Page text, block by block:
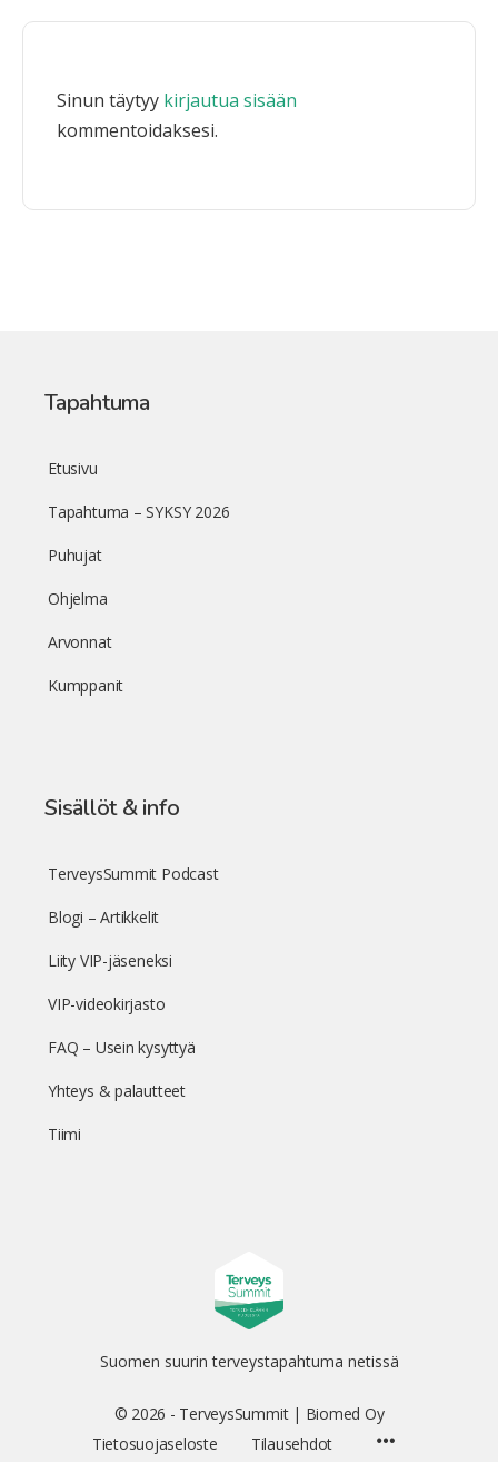
Sinun täytyy kirjautua sisään
kommentoidaksesi.
Tapahtuma
Etusivu
Tapahtuma – SYKSY 2026
Puhujat
Ohjelma
Arvonnat
Kumppanit
Sisällöt & info
TerveysSummit Podcast
Blogi – Artikkelit
Liity VIP-jäseneksi
VIP-videokirjasto
FAQ – Usein kysyttyä
Yhteys & palautteet
Tiimi
Suomen suurin terveystapahtuma netissä
© 2026 - TerveysSummit | Biomed Oy
Tietosuojaseloste
Tilausehdot